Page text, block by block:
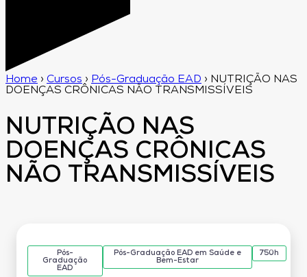
Home › Cursos › Pós-Graduação EAD › NUTRIÇÃO NAS
DOENÇAS CRÔNICAS NÃO TRANSMISSÍVEIS
NUTRIÇÃO NAS
DOENÇAS CRÔNICAS
NÃO TRANSMISSÍVEIS
Pós-
Graduação
EAD
Pós-Graduação EAD em Saúde e
Bem-Estar
750h